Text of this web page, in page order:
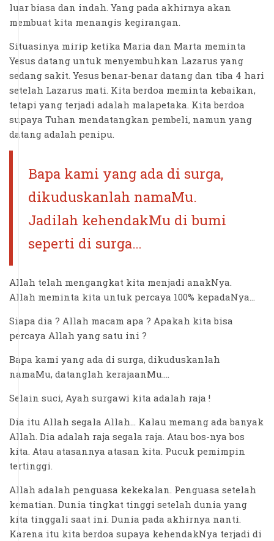
luar biasa dan indah. Yang pada akhirnya akan
membuat kita menangis kegirangan.
Situasinya mirip ketika Maria dan Marta meminta
Yesus datang untuk menyembuhkan Lazarus yang
sedang sakit. Yesus benar-benar datang dan tiba 4 hari
setelah Lazarus mati. Kita berdoa meminta kebaikan,
tetapi yang terjadi adalah malapetaka. Kita berdoa
supaya Tuhan mendatangkan pembeli, namun yang
datang adalah penipu.
Bapa kami yang ada di surga,
dikuduskanlah namaMu.
Jadilah kehendakMu di bumi
seperti di surga…
Allah telah mengangkat kita menjadi anakNya.
Allah meminta kita untuk percaya 100% kepadaNya…
Siapa dia ? Allah macam apa ? Apakah kita bisa
percaya Allah yang satu ini ?
Bapa kami yang ada di surga, dikuduskanlah
namaMu, datanglah kerajaanMu….
Selain suci, Ayah surgawi kita adalah raja !
Dia itu Allah segala Allah… Kalau memang ada banyak
Allah. Dia adalah raja segala raja. Atau bos-nya bos
kita. Atau atasannya atasan kita. Pucuk pemimpin
tertinggi.
Allah adalah penguasa kekekalan. Penguasa setelah
kematian. Dunia tingkat tinggi setelah dunia yang
kita tinggali saat ini. Dunia pada akhirnya nanti.
Karena itu kita berdoa supaya kehendakNya terjadi di